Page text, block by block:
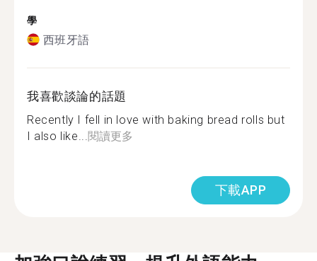
學
西班牙語
我喜歡談論的話題
Recently I fell in love with baking bread rolls but
I also like... 閱讀更多
下載APP